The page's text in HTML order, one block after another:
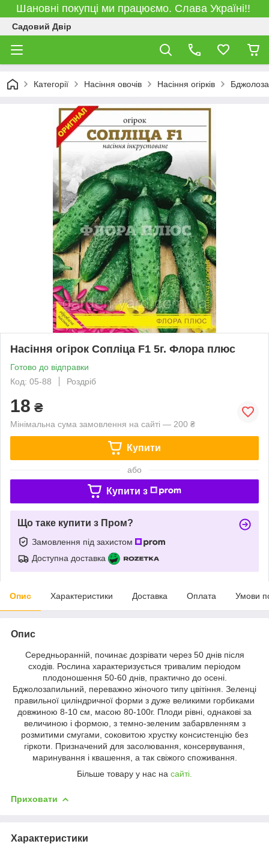
Шановні покупці ми працюємо. Слава Україні!!
Садовий Двір
Категорії Насіння овочів Насіння огірків
Насіння огірок Сопліца F1 5г. Флора плюс
Готово до відправки
Код: 05-88
Роздріб
18 ₴
Мінімальна сума замовлення на сайті — 200 ₴
Купити
або
Купити з
Що таке купити з Пром?
Замовлення під захистом
Доступна доставка
Опис Характеристики Доставка Оплата Умови
Опис
Середньоранній, починає дозрівати через 50 днів після
сходів. Рослина характеризується тривалим періодом
плодоношення 50-60 днів, практично до осені.
Бджолозапильний, переважно жіночого типу цвітіння. Зеленці
правильної циліндричної форми з дуже великими горбиками
довжиною 8-10 см, масою 80-100г. Плоди рівні, однакові за
величиною і формою, з темно-зеленим забарвленням з
розмитими смугами, соковитою хрустку консистенцію без
гіркоти. Призначений для засолювання, консервування,
маринування і квашення, а так свіжого споживання.
Більше товару у нас на сайті.
Приховати
Характеристики